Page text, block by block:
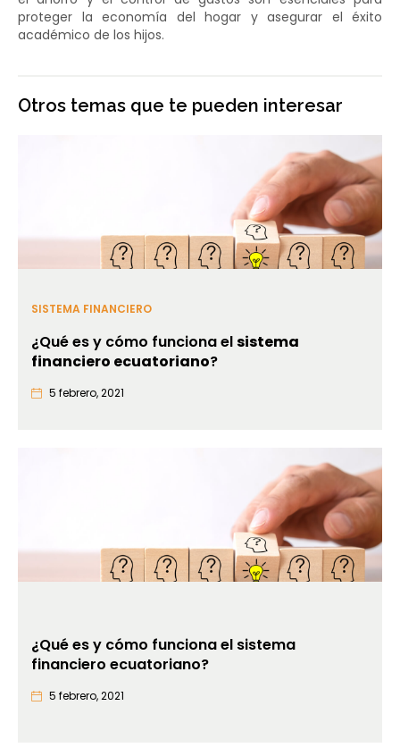
proteger la economía del hogar y asegurar el éxito
académico de los hijos.
Otros temas que te pueden interesar
SISTEMA FINANCIERO
¿Qué es y cómo funciona elsistema
financiero ecuatoriano?
5 febrero, 2021
¿Qué es y cómo funciona el sistema
financiero ecuatoriano?
5 febrero, 2021